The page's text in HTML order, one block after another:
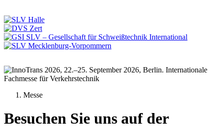
Messe
Besuchen Sie uns auf der